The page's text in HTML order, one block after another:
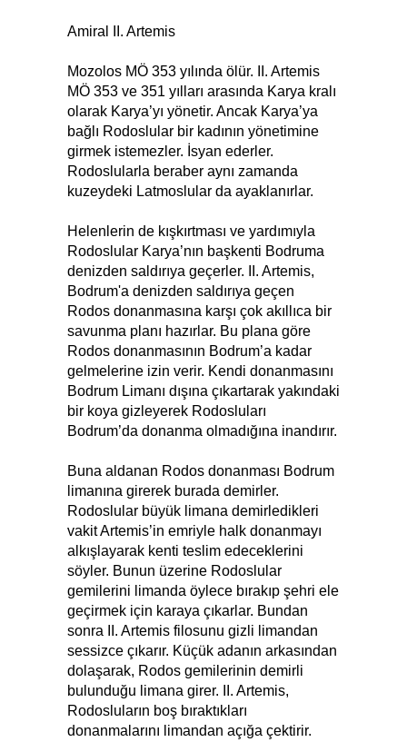
Amiral II. Artemis
Mozolos MÖ 353 yılında ölür. II. Artemis
MÖ 353 ve 351 yılları arasında Karya kralı
olarak Karya’yı yönetir. Ancak Karya’ya
bağlı Rodoslular bir kadının yönetimine
girmek istemezler. İsyan ederler.
Rodoslularla beraber aynı zamanda
kuzeydeki Latmoslular da ayaklanırlar.
Helenlerin de kışkırtması ve yardımıyla
Rodoslular Karya’nın başkenti Bodruma
denizden saldırıya geçerler. II. Artemis,
Bodrum'a denizden saldırıya geçen
Rodos donanmasına karşı çok akıllıca bir
savunma planı hazırlar. Bu plana göre
Rodos donanmasının Bodrum’a kadar
gelmelerine izin verir. Kendi donanmasını
Bodrum Limanı dışına çıkartarak yakındaki
bir koya gizleyerek Rodosluları
Bodrum’da donanma olmadığına inandırır.
Buna aldanan Rodos donanması Bodrum
limanına girerek burada demirler.
Rodoslular büyük limana demirledikleri
vakit Artemis’in emriyle halk donanmayı
alkışlayarak kenti teslim edeceklerini
söyler. Bunun üzerine Rodoslular
gemilerini limanda öylece bırakıp şehri ele
geçirmek için karaya çıkarlar. Bundan
sonra II. Artemis filosunu gizli limandan
sessizce çıkarır. Küçük adanın arkasından
dolaşarak, Rodos gemilerinin demirli
bulunduğu limana girer. II. Artemis,
Rodosluların boş bıraktıkları
donanmalarını limandan açığa çektirir.